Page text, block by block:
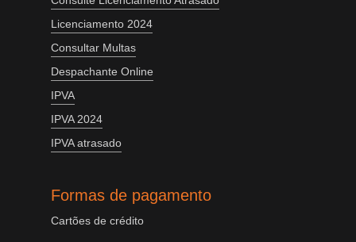
Licenciamento 2024
Consultar Multas
Despachante Online
IPVA
IPVA 2024
IPVA atrasado
Formas de pagamento
Cartões de crédito